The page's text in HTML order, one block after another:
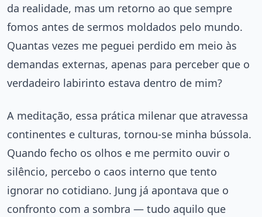
da realidade, mas um retorno ao que sempre
fomos antes de sermos moldados pelo mundo.
Quantas vezes me peguei perdido em meio às
demandas externas, apenas para perceber que o
verdadeiro labirinto estava dentro de mim?
A meditação, essa prática milenar que atravessa
continentes e culturas, tornou-se minha bússola.
Quando fecho os olhos e me permito ouvir o
silêncio, percebo o caos interno que tento
ignorar no cotidiano. Jung já apontava que o
confronto com a sombra — tudo aquilo que